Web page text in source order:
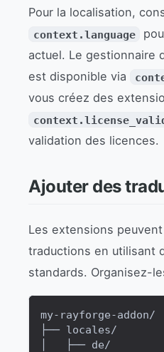
Pour la localisation,
context.language
actuel. Le gestionnaire
est disponible via
vous créez des
validation des licences.
Ajouter des
Les extensions
traductions en utilisant
standards. Organisez-
my-rayforge-addon/
├── locales/
│   ├── de/